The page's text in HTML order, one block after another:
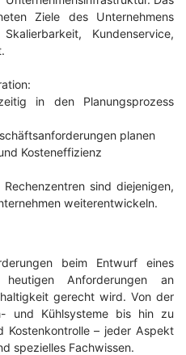
Ziele des Unternehmens
Kundenservice,
in den Planungsprozess
planen
Kosteneffizienz
sind diejenigen,
weiterentwickeln.
beim Entwurf eines
Anforderungen an
gerecht wird. Von der
und Kühlsysteme bis hin zu
Kostenkontrolle – jeder Aspekt
spezielles Fachwissen.